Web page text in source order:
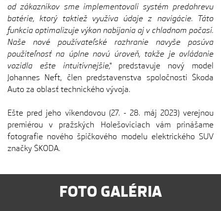
od zákazníkov sme implementovali systém predohrevu
batérie, ktorý taktiež využíva údaje z navigácie. Táto
funkcia optimalizuje výkon nabíjania aj v chladnom počasí.
Naše nové používateľské rozhranie navyše posúva
použiteľnosť na úplne novú úroveň, takže je ovládanie
vozidla ešte intuitívnejšie,“predstavuje nový model
Johannes Neft, člen predstavenstva spoločnosti Škoda
Auto za oblasť technického vývoja.
Ešte pred jeho víkendovou (27. - 28. máj 2023) verejnou
premiérou v pražských Holešoviciach vám prinášame
fotografie nového špičkového modelu elektrického SUV
značky ŠKODA.
FOTO GALÉRIA